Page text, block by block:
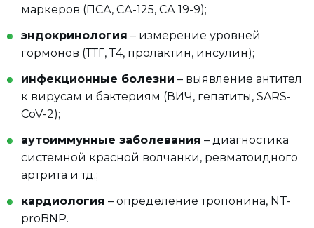
маркеров (ПСА, СА-125, СА 19-9);
эндокринология – измерение уровней
гормонов (ТТГ, Т4, пролактин, инсулин);
инфекционные болезни – выявление антител
к вирусам и бактериям (ВИЧ, гепатиты, SARS-
CoV-2);
аутоиммунные заболевания – диагностика
системной красной волчанки, ревматоидного
артрита и тд.;
кардиология – определение тропонина, NT-
proBNP.